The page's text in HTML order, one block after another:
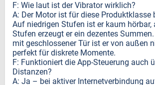
F: Wie laut ist der Vibrator wirklich?
A: Der Motor ist für diese Produktklasse
Auf niedrigen Stufen ist er kaum hörbar,
Stufen erzeugt er ein dezentes
mit geschlossener Tür ist er von außen
perfekt für diskrete Momente.
F: Funktioniert die App-Steuerung auch
Distanzen?
A: Ja – bei aktiver Internetverbindung